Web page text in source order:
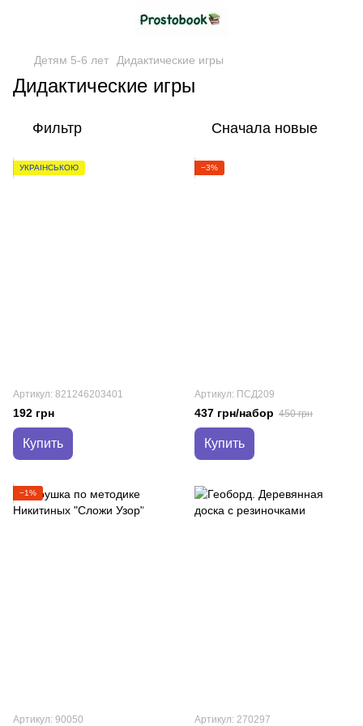
Детям 5-6 лет Дидактические игры
Дидактические игры
Фильтр Сначала новые
УКРАЇНСЬКОЮ
Артикул: 821246203401
192 грн
Купить
−3%
Артикул: ПСД209
437 грн/набор 450 грн
Купить
−1%
Артикул: 90050 Артикул: 270297